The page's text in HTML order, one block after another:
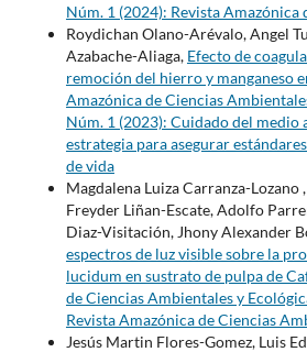
Núm. 1 (2024): Revista
Roydichan Olano-Arévalo, Angel
Azabache-Aliaga, Efecto de
remoción del hierro y manganeso
Amazónica de Ciencias
Núm. 1 (2023): Cuidado del medio
estrategia para asegurar
de vida
Magdalena Luiza Carranza-
Freyder Liñan-Escate, Adolfo
Diaz-Visitación, Jhony Alexander
espectros de luz visible sobre la
lucidum en sustrato de pulpa de
de Ciencias Ambientales y
Revista Amazónica de Ciencias
Jesús Martin Flores-Gomez, Luis